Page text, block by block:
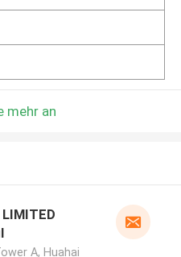
mehr an
LIMITED
A, Huahai